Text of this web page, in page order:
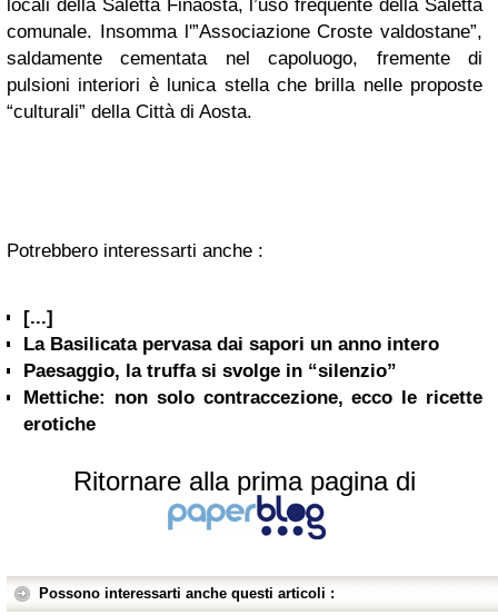
locali della Saletta Finaosta, l’uso frequente della Saletta
comunale. Insomma l'”Associazione Croste valdostane”,
saldamente cementata nel capoluogo, fremente di
pulsioni interiori è lunica stella che brilla nelle proposte
“culturali” della Città di Aosta.
Potrebbero interessarti anche :
[...]
La Basilicata pervasa dai sapori un anno intero
Paesaggio, la truffa si svolge in “silenzio”
Mettiche: non solo contraccezione, ecco le ricette
erotiche
Ritornare alla prima pagina di
Possono interessarti anche questi articoli :